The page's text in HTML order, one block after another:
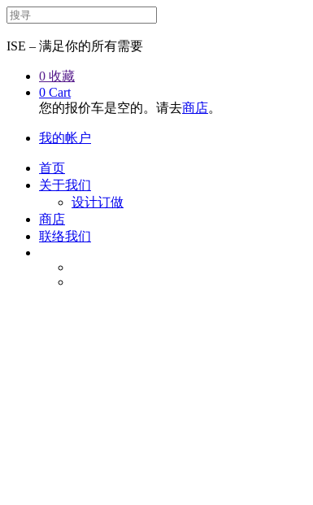
ISE – 满足你的所有需要
0 收藏
0 Cart
您的报价车是空的。请去商店。
我的帐户
首页
关于我们
设计订做
商店
联络我们